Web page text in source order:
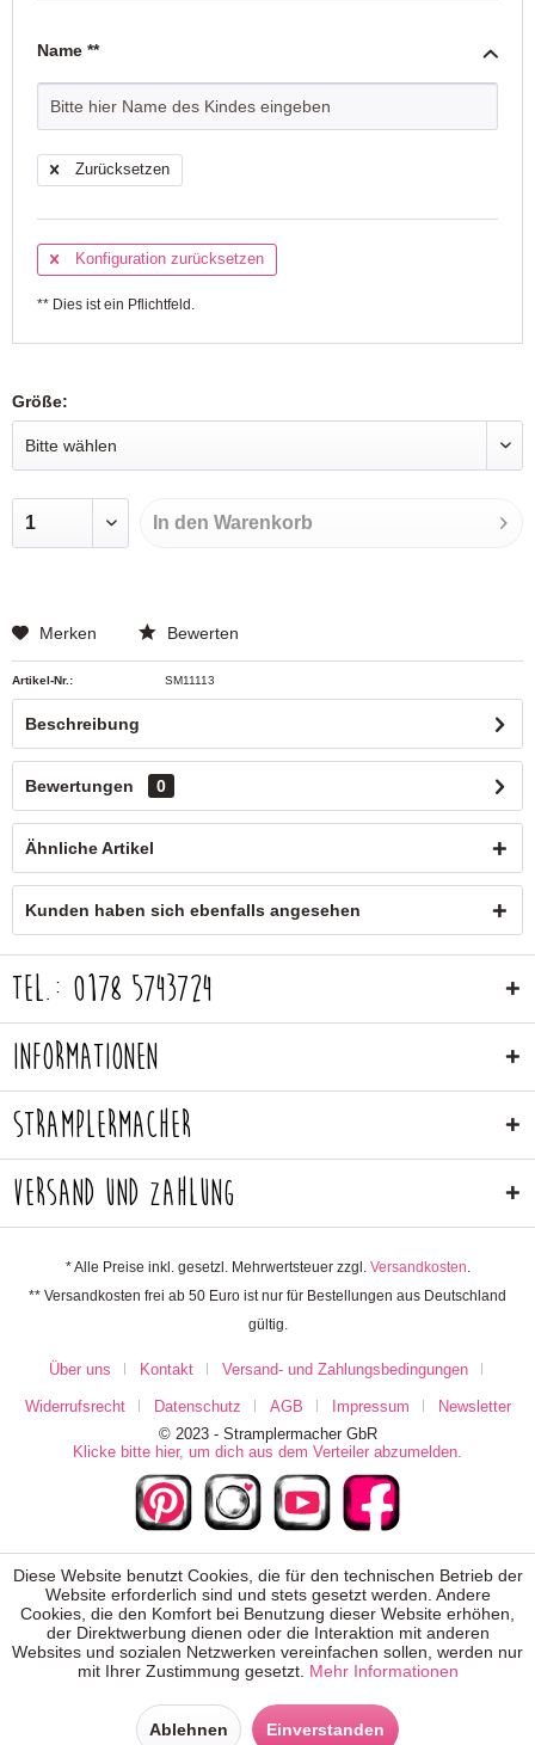
Name **
Zurücksetzen
Konfiguration zurücksetzen
** Dies ist ein Pflichtfeld.
Größe:
In den Warenkorb
Merken Bewerten
Artikel-Nr.: SM11113
Beschreibung
Bewertungen 0
Ähnliche Artikel
Kunden haben sich ebenfalls angesehen
Tel.: 0178 5743724
Informationen
Stramplermacher
Versand und Zahlung
* Alle Preise inkl. gesetzl. Mehrwertsteuer zzgl. Versandkosten.
** Versandkosten frei ab 50 Euro ist nur für Bestellungen aus Deutschland
gültig.
Über uns Kontakt Versand- und Zahlungsbedingungen
Widerrufsrecht Datenschutz AGB Impressum
Newsletter
© 2023 - Stramplermacher GbR
Klicke bitte hier, um dich aus dem Verteiler abzumelden.
Diese Website benutzt Cookies, die für den technischen Betrieb der
Website erforderlich sind und stets gesetzt werden. Andere
Cookies, die den Komfort bei Benutzung dieser Website erhöhen,
der Direktwerbung dienen oder die Interaktion mit anderen
Websites und sozialen Netzwerken vereinfachen sollen, werden nur
mit Ihrer Zustimmung gesetzt. Mehr Informationen
Ablehnen Einverstanden